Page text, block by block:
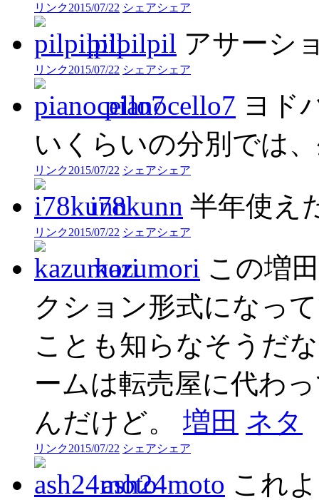
リンク2015/07/22 シェアシェア
pilpilpil アサーシ
リンク2015/07/22 シェアシェア
pianocello7 ヨド
いくらいの分別では
リンク2015/07/22 シェアシェア
i78kunn 半年使え
リンク2015/07/22 シェアシェア
kazumori この増
クション形式になっ
ことも知らなそうだ
ームは転売屋に代わ
んだけど。
増田 ネタ
リンク2015/07/22 シェアシェア
ash24moto これ